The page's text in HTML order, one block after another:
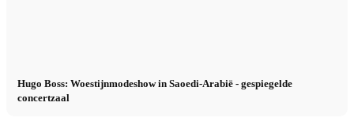
Hugo Boss: Woestijnmodeshow in Saoedi-Arabië - gespiegelde
concertzaal